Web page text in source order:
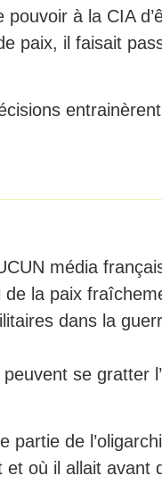
à la CIA
paix, il faisait
média
de la paix
dans la
se gratter
partie de
et où il allait avant